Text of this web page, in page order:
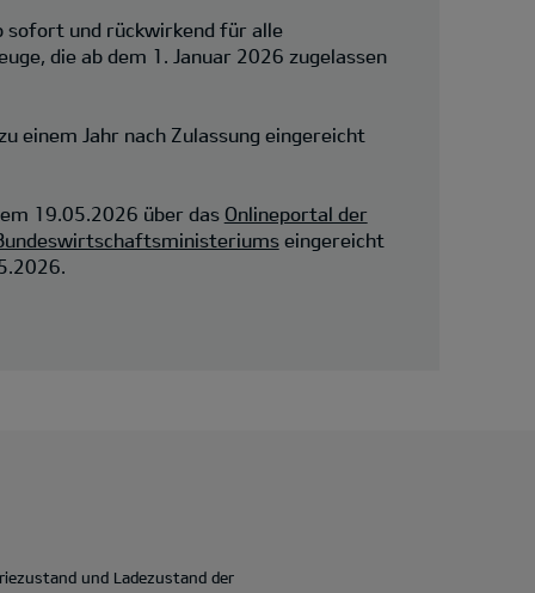
sofort und rückwirkend für alle
die ab dem 1. Januar 2026 zugelassen
einem Jahr nach Zulassung eingereicht
19.05.2026 über das Onlineportal der
eingereicht
und Ladezustand der